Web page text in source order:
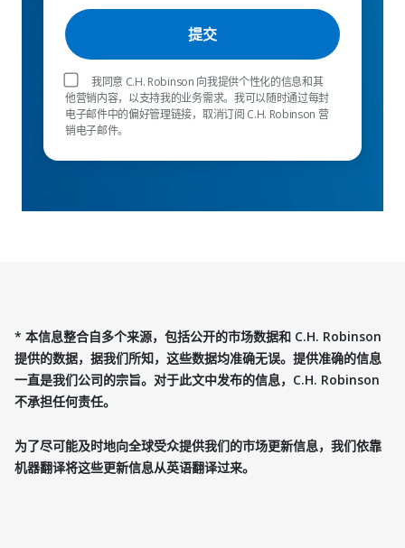
我同意 C.H. Robinson 向我提供个性化的信息和其
他营销内容，以支持我的业务需求。我可以随时通过每封
电子邮件中的偏好管理链接，取消订阅 C.H. Robinson 营
销电子邮件。
* 本信息整合自多个来源，包括公开的市场数据和 C.H. Robinson
提供的数据，据我们所知，这些数据均准确无误。提供准确的信息
一直是我们公司的宗旨。对于此文中发布的信息，C.H. Robinson
不承担任何责任。
为了尽可能及时地向全球受众提供我们的市场更新信息，我们依靠
机器翻译将这些更新信息从英语翻译过来。